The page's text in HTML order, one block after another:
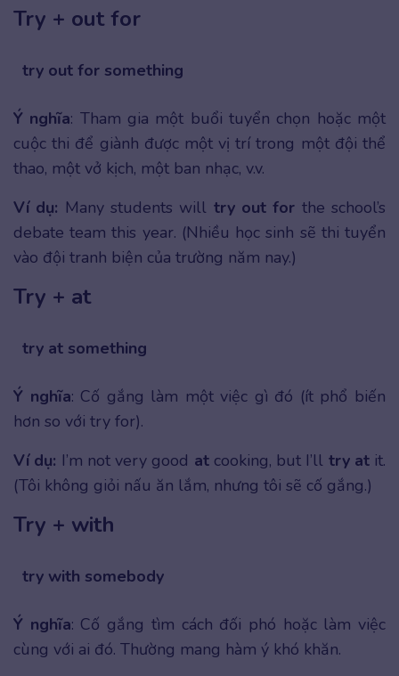
Try + out for
try out for something
Ý nghĩa: Tham gia một buổi tuyển chọn hoặc một
cuộc thi để giành được một vị trí trong một đội thể
thao, một vở kịch, một ban nhạc, v.v.
Ví dụ: Many students will try out for the school’s
debate team this year. (Nhiều học sinh sẽ thi tuyển
vào đội tranh biện của trường năm nay.)
Try + at
try at something
Ý nghĩa: Cố gắng làm một việc gì đó (ít phổ biến
hơn so với try for).
Ví dụ: I’m not very good atcooking, but I’ll try atit.
(Tôi không giỏi nấu ăn lắm, nhưng tôi sẽ cố gắng.)
Try + with
try with somebody
Ý nghĩa: Cố gắng tìm cách đối phó hoặc làm việc
cùng với ai đó. Thường mang hàm ý khó khăn.